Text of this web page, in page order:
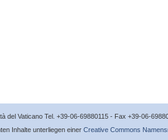
del Vaticano Tel. +39-06-69880115 - Fax +39-06-
Inhalte unterliegen einer Creative Commons